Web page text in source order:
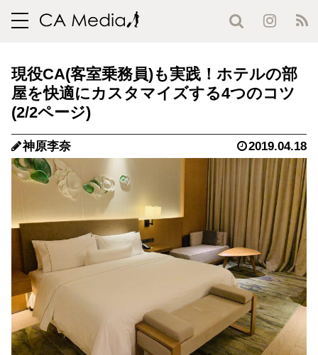
toggle
現役CA(客室乗務員)も実践！ホテルの部
屋を快適にカスタマイズする4つのコツ
(2/2ページ)
神原李奈 2019.04.18